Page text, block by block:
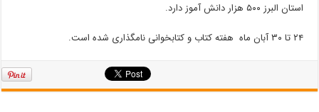
استان البرز ۵۰۰ هزار دانش آموز دارد.
۲۴ تا ۳۰ آبان ماه هفته کتاب و کتابخوانی نامگذاری شده است.